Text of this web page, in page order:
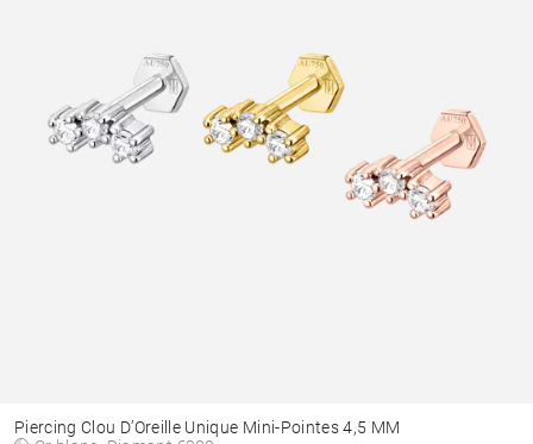
Piercing Clou D’Oreille Unique Mini-Pointes 4,5 MM